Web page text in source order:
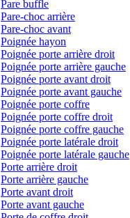
Pare buffle
Pare-choc arrière
Pare-choc avant
Poignée hayon
Poignée porte arrière droit
Poignée porte arrière gauche
Poignée porte avant droit
Poignée porte avant gauche
Poignée porte coffre
Poignée porte coffre droit
Poignée porte coffre gauche
Poignée porte latérale droit
Poignée porte latérale gauche
Porte arrière droit
Porte arrière gauche
Porte avant droit
Porte avant gauche